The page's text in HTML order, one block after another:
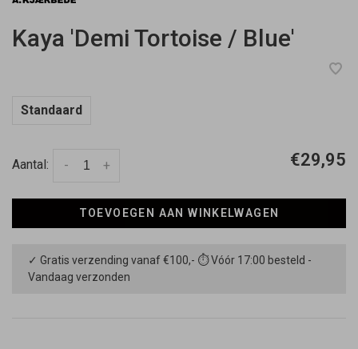
Kaya 'Demi Tortoise / Blue'
Standaard
Aantal: +
- €29,95
TOEVOEGEN AAN WINKELWAGEN
✓ Gratis verzending vanaf €100,- ⏱ Vóór 17:00 besteld -
Vandaag verzonden